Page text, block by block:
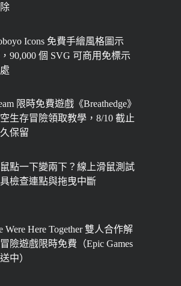
Icons 免費手繪風格圖示
90,000 個 SVG 可商用免標示
限時免費遊戲《Breathedge》
生存冒險領取教學，8/10 截止
保留
點一下變兩下？線上滑鼠測試
檢查連點與拖曳中斷
Were Here Together 雙人合作解
險遊戲限時免費（Epic Games
中）